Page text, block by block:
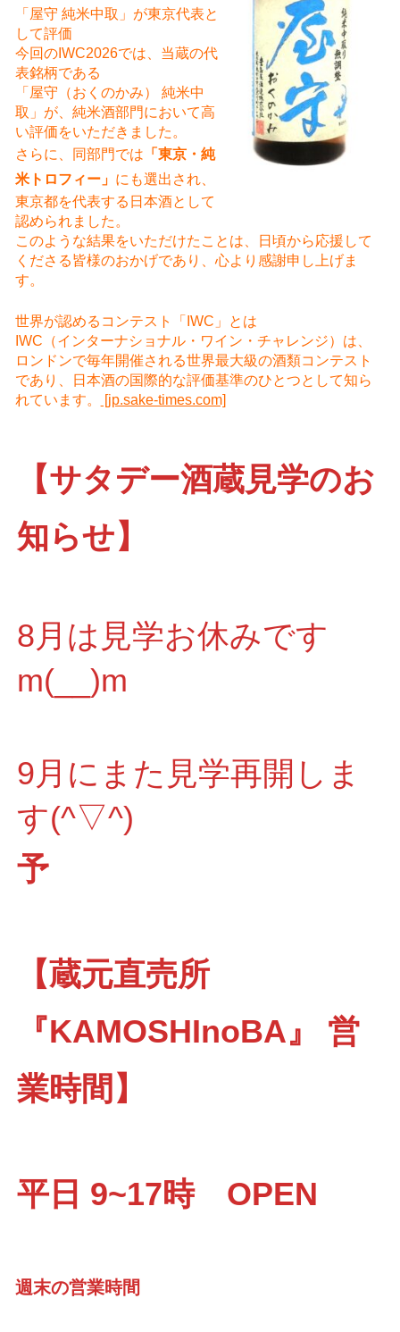
「屋守 純米中取」が東京代表と
して評価
今回のIWC2026では、当蔵の代
表銘柄である
「屋守（おくのかみ） 純米中
取」が、純米酒部門において高
い評価をいただきました。
さらに、同部門では 「東京・純
米トロフィー」 にも選出され、
東京都を代表する日本酒として
認められました。
このような結果をいただけたことは、日頃から応援して
くださる皆様のおかげであり、心より感謝申し上げま
す。
世界が認めるコンテスト「IWC」とは
IWC（インターナショナル・ワイン・チャレンジ）は、
ロンドンで毎年開催される世界最大級の酒類コンテスト
であり、日本酒の国際的な評価基準のひとつとして知ら
れています。
[jp.sake-times.com]
【サタデー酒蔵見学のお
知らせ】
8月は見学お休みです
m(__)m
9月にまた見学再開しま
す(^▽^)
予
【蔵元直売所
『KAMOSHInoBA』 営
業時間】
平日 9~17時 OPEN
週末の営業時間